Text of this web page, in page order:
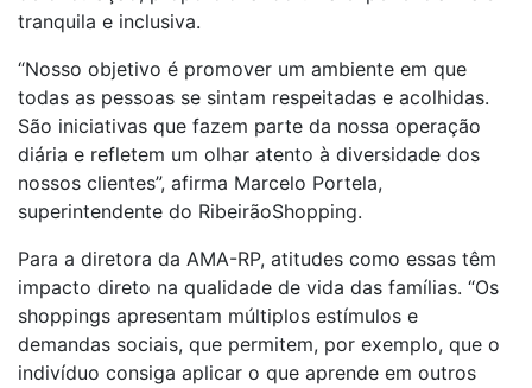
tranquila e inclusiva.
“Nosso objetivo é promover um ambiente em que
todas as pessoas se sintam respeitadas e acolhidas.
São iniciativas que fazem parte da nossa operação
diária e refletem um olhar atento à diversidade dos
nossos clientes”, afirma Marcelo Portela,
superintendente do RibeirãoShopping.
Para a diretora da AMA-RP, atitudes como essas têm
impacto direto na qualidade de vida das famílias. “Os
shoppings apresentam múltiplos estímulos e
demandas sociais, que permitem, por exemplo, que o
indivíduo consiga aplicar o que aprende em outros